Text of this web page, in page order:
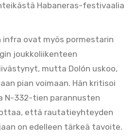
Habaneras-festivaalia
infra ovat myös pormestarin
joukkoliikenteen
mutta Dolón uskoo,
pian voimaan. Hän kritisoi
N-332-tien parannusten
että rautatieyhteyden
on edelleen tärkeä tavoite.